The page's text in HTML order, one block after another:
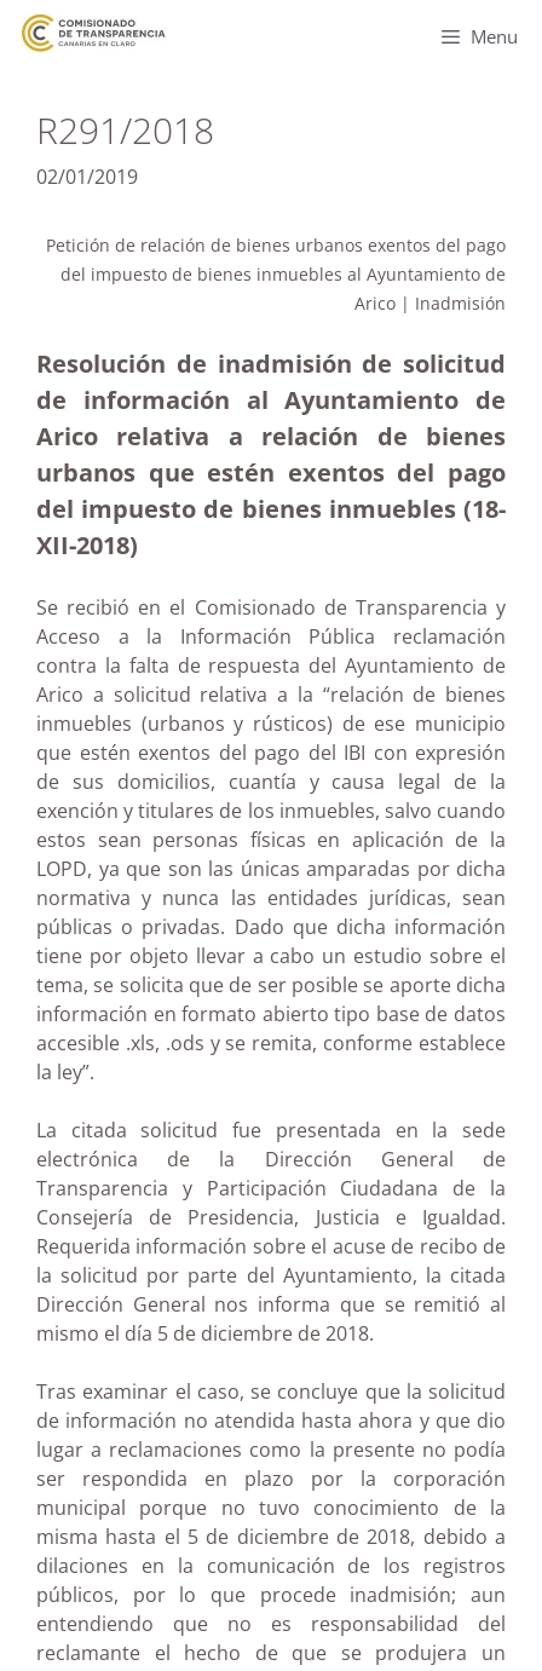
Menu
R291/2018
02/01/2019
Petición de relación de bienes urbanos exentos del pago
del impuesto de bienes inmuebles al Ayuntamiento de
Arico | Inadmisión
Resolución de inadmisión de solicitud
de información al Ayuntamiento de
Arico relativa a relación de bienes
urbanos que estén exentos del pago
del impuesto de bienes inmuebles (18-
XII-2018)
Se recibió en el Comisionado de Transparencia y
Acceso a la Información Pública reclamación
contra la falta de respuesta del Ayuntamiento de
Arico a solicitud relativa a la “relación de bienes
inmuebles (urbanos y rústicos) de ese municipio
que estén exentos del pago del IBI con expresión
de sus domicilios, cuantía y causa legal de la
exención y titulares de los inmuebles, salvo cuando
estos sean personas físicas en aplicación de la
LOPD, ya que son las únicas amparadas por dicha
normativa y nunca las entidades jurídicas, sean
públicas o privadas. Dado que dicha información
tiene por objeto llevar a cabo un estudio sobre el
tema, se solicita que de ser posible se aporte dicha
información en formato abierto tipo base de datos
accesible .xls, .ods y se remita, conforme establece
la ley”.
La citada solicitud fue presentada en la sede
electrónica de la Dirección General de
Transparencia y Participación Ciudadana de la
Consejería de Presidencia, Justicia e Igualdad.
Requerida información sobre el acuse de recibo de
la solicitud por parte del Ayuntamiento, la citada
Dirección General nos informa que se remitió al
mismo el día 5 de diciembre de 2018.
Tras examinar el caso, se concluye que la solicitud
de información no atendida hasta ahora y que dio
lugar a reclamaciones como la presente no podía
ser respondida en plazo por la corporación
municipal porque no tuvo conocimiento de la
misma hasta el 5 de diciembre de 2018, debido a
dilaciones en la comunicación de los registros
públicos, por lo que procede inadmisión; aun
entendiendo que no es responsabilidad del
reclamante el hecho de que se produjera un